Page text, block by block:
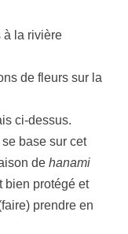
à la rivière
de fleurs sur la
ci-dessus.
base sur cet
dehanami
bien protégé et
prendre en